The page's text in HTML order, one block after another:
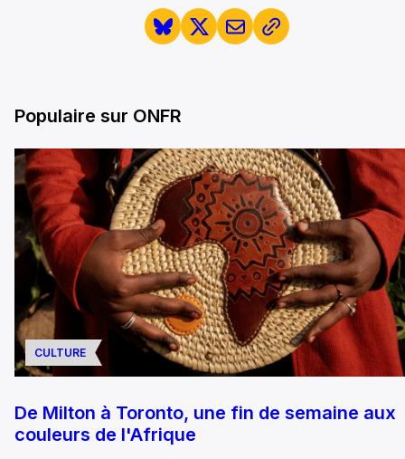
Populaire sur ONFR
CULTURE
De Milton à Toronto, une fin de semaine aux
couleurs de l'Afrique